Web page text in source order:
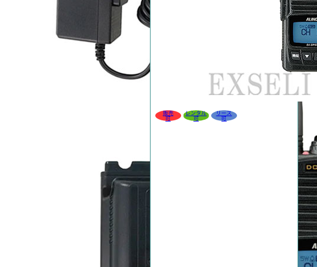
販売
可
レンタル
可
リース
可